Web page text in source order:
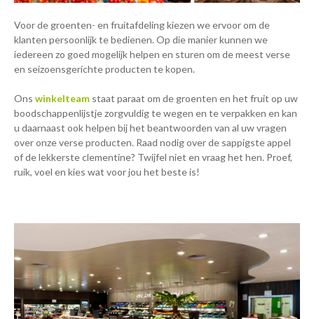
Voor de groenten- en fruitafdeling kiezen we ervoor om de
klanten persoonlijk te bedienen. Op die manier kunnen we
iedereen zo goed mogelijk helpen en sturen om de meest verse
en seizoensgerichte producten te kopen.
Ons winkelteam staat paraat om de groenten en het fruit op uw
boodschappenlijstje zorgvuldig te wegen en te verpakken en kan
u daarnaast ook helpen bij het beantwoorden van al uw vragen
over onze verse producten. Raad nodig over de sappigste appel
of de lekkerste clementine? Twijfel niet en vraag het hen. Proef,
ruik, voel en kies wat voor jou het beste is!